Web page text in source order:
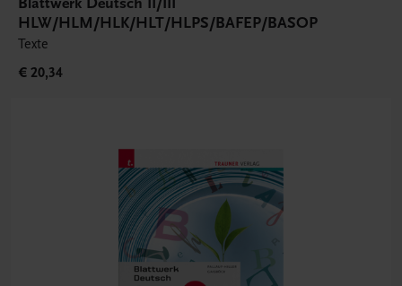
HLW/HLM/HLK/HLT/HLPS/BAFEP/BASOP
Texte
€ 20,34